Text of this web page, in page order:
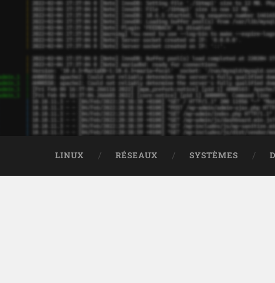
LINUX RÉSEAUX SYSTÈMES